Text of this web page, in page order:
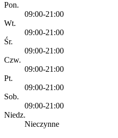
Pon.
09:00-21:00
Wt.
09:00-21:00
Śr.
09:00-21:00
Czw.
09:00-21:00
Pt.
09:00-21:00
Sob.
09:00-21:00
Niedz.
Nieczynne